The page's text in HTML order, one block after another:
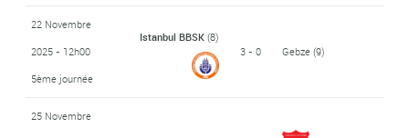
22 Novembre
2025 - 12h00
5ème journée
Istanbul BBSK(8)
3 - 0
Gebze(9)
25 Novembre